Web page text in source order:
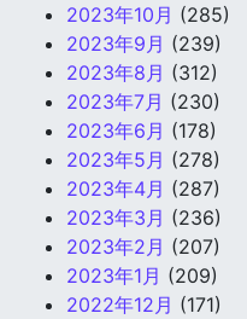
2023年10月 (285)
2023年9月 (239)
2023年8月 (312)
2023年7月 (230)
2023年6月 (178)
2023年5月 (278)
2023年4月 (287)
2023年3月 (236)
2023年2月 (207)
2023年1月 (209)
2022年12月 (171)